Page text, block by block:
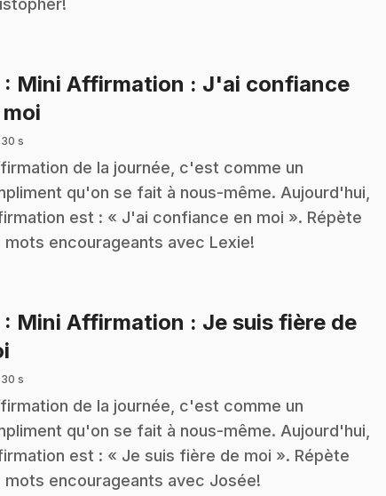
: Mini Affirmation : J'ai confiance
30 s
de la journée, c'est comme un
qu'on se fait à nous-même. Aujourd'hui,
est : « J'ai confiance en moi ». Répète
mots encourageants avec Lexie!
: Mini Affirmation : Je suis fière de
30 s
de la journée, c'est comme un
qu'on se fait à nous-même. Aujourd'hui,
est : « Je suis fière de moi ». Répète
mots encourageants avec Josée!